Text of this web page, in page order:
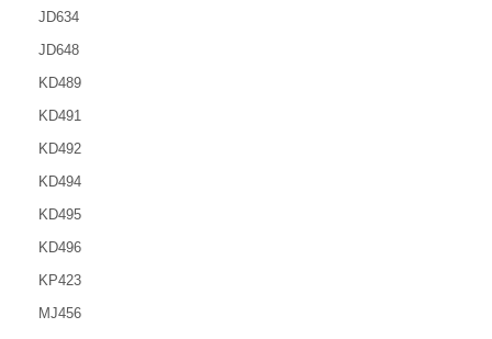
JD634
JD648
KD489
KD491
KD492
KD494
KD495
KD496
KP423
MJ456